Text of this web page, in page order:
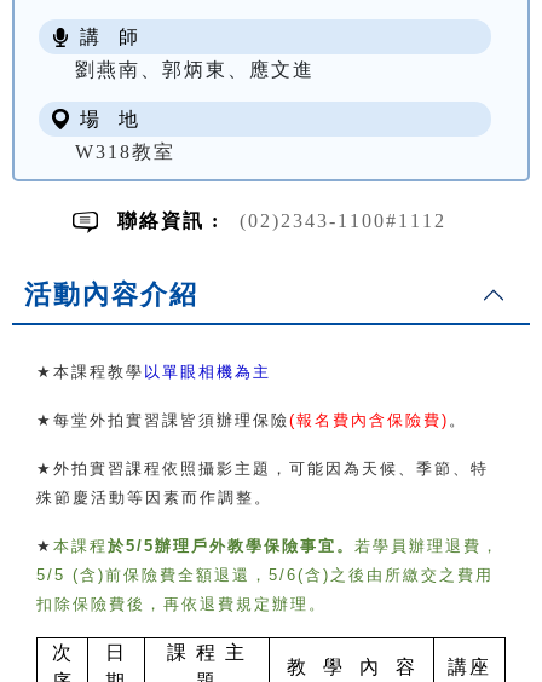
講 師
劉燕南、郭炳東、應文進
場 地
W318教室
聯絡資訊 : (02)2343-1100#1112
活動內容介紹
★ 本課程教學 以單眼相機為主
★ 每堂外拍實習課皆須辦理保險(報名費內含保險費) 。
★ 外拍實習課程依照攝影主題，可能因為天候、季節、特
殊節慶活動等因素而作調整。
★ 本課程 於5/5辦理戶外教學保險事宜。 若學員辦理退費，
5/5 (含 )前保險費全額退還， 5/6(含 ) 之後由所繳交之費用
扣除保險費後，再依退費規定辦理。
次
日
課 程 主
教 學 內 容 講座